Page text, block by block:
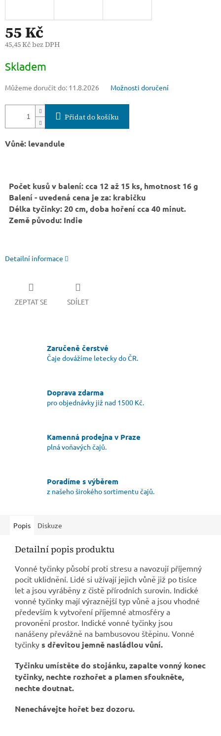
55 Kč
45,45 Kč bez DPH
cena:
Skladem
Můžeme doručit do: 11.8.2026 Možnosti doručení
Přidat do košíku
Vůně: levandule
Počet kusů v balení: cca 12 až 15 ks, hmotnost 16 g
Balení - uvedená cena je za: krabičku
Délka tyčinky: 20 cm, doba hoření cca 40 minut.
Země původu: Indie
Detailní informace
ZEPTAT SE SDÍLET
Zaručeně čerstvé
Čaje dovážíme letecky do ČR.
Doprava zdarma
pro objednávky již nad 1500 Kč.
Kamenná prodejna v Praze
plná voňavých čajů.
Poradíme s výběrem
z našeho širokého sortimentu čajů.
Popis Diskuze
Detailní popis produktu
Vonné tyčinky působí proti stresu a navozují příjemný
pocit uklidnění. Lidé si užívají jejich vůně již po tisíce
let a jsou vyráběny z čistě přírodních surovin. Indické
vonné tyčinky mají výraznější typ vůně a jsou vhodné
především k vytvoření příjemné atmosféry a
provonění prostor. Indické vonné tyčinky jsou
nanášeny převážně na bambusovou štěpinu. Vonné
tyčinky s dřevitou jemně nasládlou vůní.
Tyčinku umístěte do stojánku, zapalte vonný konec
tyčinky, nechte rozhořet a plamen sfoukněte,
nechte doutnat.
Nenechávejte hořet bez dozoru.